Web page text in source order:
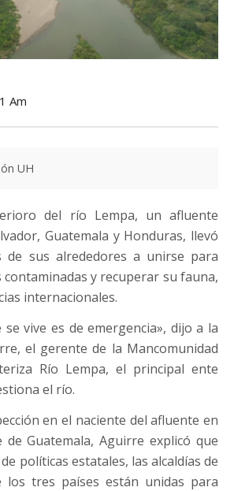
Am
UH
del río Lempa, un afluente
Guatemala y Honduras, llevó
de sus alrededores a unirse para
contaminadas y recuperar su fauna,
internacionales.
se vive es de emergencia», dijo a la
el gerente de la Mancomunidad
Río Lempa, el principal ente
el río.
en el naciente del afluente en
Guatemala, Aguirre explicó que
políticas estatales, las alcaldías de
los tres países están unidas para